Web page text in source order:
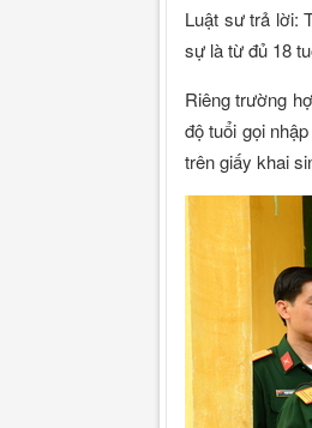
Luật sư trả lời:
sự là từ đủ 18
Riêng trường
độ tuổi gọi
trên giấy khai